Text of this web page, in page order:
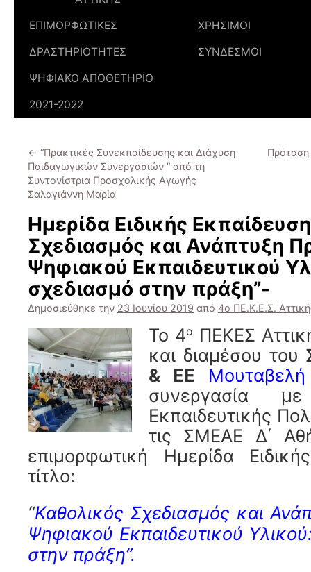
ΕΠΙΜΟΡΦΩΤΙΚΕΣ
ΔΡΑΣΤΗΡΙΟΤΗΤΕΣ
ΧΡΗΣΙΜΟΙ
ΣΥΝΔΕΣΜΟΙ
ΨΗΦΙΑΚΟ ΑΠΟΘΕΤΗΡΙΟ
2021-2022
← “Πρακτικές Συνεκπαίδευσης και Διάχυση
Παιδαγωγικών Συνεργασιών ” από τη
Συντονίστρια Προσχολικής Αγωγής
Σαλαγιάννη Μαρία
Ημερίδα Ειδικής
Σχεδιασμός και Ανάπτυξη
Ψηφιακού Εκπαιδευτικού
σχεδιασμό στην πράξη”-
Δημοσιεύθηκε την 23 Ιουνίου 2019 από 4ο ΠΕ.Κ.Ε.Σ.
Το 4ο
ΠΕΚΕΣ
και διαμέσου του
& ΕΕ
συνεργασία
Εκπαιδευτικής
τις ΣΜΕΑΕ Δ΄
επιμορφωτική Ημερίδα
τίτλο:
“Καθολικός Σχεδιασμός και
Ψηφιακού Εκπαιδευτικού
στην πράξη”.